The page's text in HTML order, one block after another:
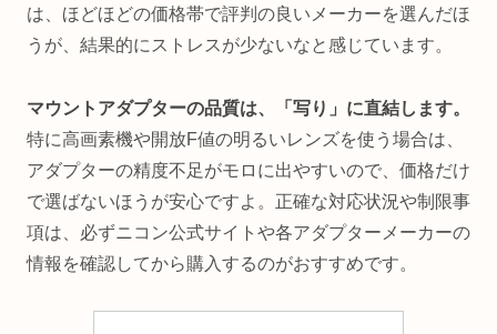
は、ほどほどの価格帯で評判の良いメーカーを選んだほ
うが、結果的にストレスが少ないなと感じています。
マウントアダプターの品質は、「写り」に直結します。
特に高画素機や開放F値の明るいレンズを使う場合は、
アダプターの精度不足がモロに出やすいので、価格だけ
で選ばないほうが安心ですよ。正確な対応状況や制限事
項は、必ずニコン公式サイトや各アダプターメーカーの
情報を確認してから購入するのがおすすめです。